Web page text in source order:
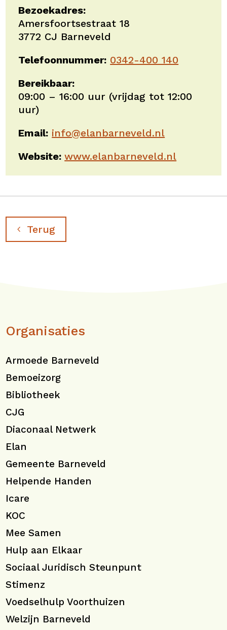
Bezoekadres:
Amersfoortsestraat 18
3772 CJ Barneveld
Telefoonnummer: 0342-400 140
Bereikbaar:
09:00 – 16:00 uur (vrijdag tot 12:00
uur)
Email: info@elanbarneveld.nl
Website:www.elanbarneveld.nl
Terug
Organisaties
Armoede Barneveld
Bemoeizorg
Bibliotheek
CJG
Diaconaal Netwerk
Elan
Gemeente Barneveld
Helpende Handen
Icare
KOC
Mee Samen
Hulp aan Elkaar
Sociaal Juridisch Steunpunt
Stimenz
Voedselhulp Voorthuizen
Welzijn Barneveld